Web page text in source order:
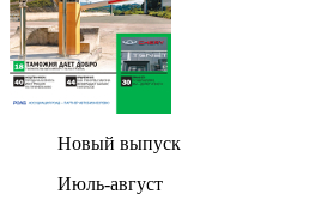
Новый выпуск
Июль-август